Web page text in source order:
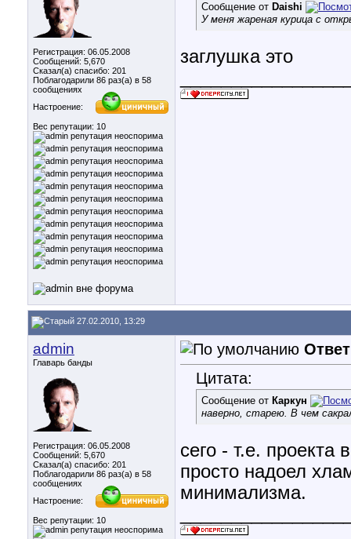
Регистрация: 06.05.2008
Сообщений: 5,670
Сказал(а) спасибо: 201
Поблагодарили 86 раз(а) в 58
сообщениях
Настроение:
Вес репутации: 10
Сообщение от Daishi
У меня жареная курица с
заглушка это
27.02.2010, 13:29
admin
Главарь банды
Регистрация: 06.05.2008
Сообщений: 5,670
Сказал(а) спасибо: 201
Поблагодарили 86 раз(а) в 58
сообщениях
Настроение:
Вес репутации: 10
Цитата:
Сообщение от Каркун
наверно, старею. В чем
сего - т.е. проекта
просто надоел
минимализма.